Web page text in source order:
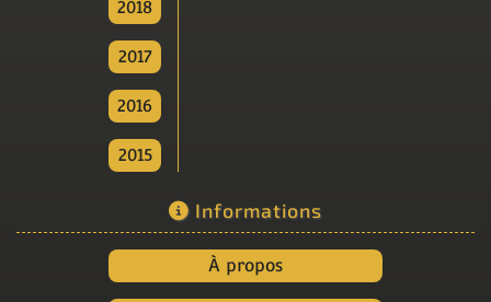
2018
2017
2016
2015
Informations
À propos